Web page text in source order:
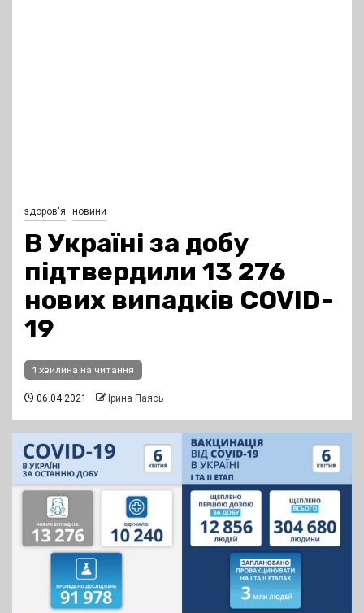
здоров'я новини
В Україні за добу
підтвердили 13 276
нових випадків COVID-
19
1 хвилина на читання
06.04.2021 Ірина Паясь